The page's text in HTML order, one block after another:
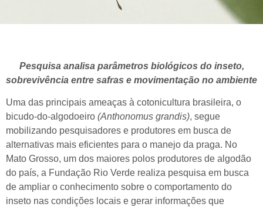
Pesquisa analisa parâmetros biológicos do inseto,
sobrevivência entre safras e movimentação no ambiente
Uma das principais ameaças à cotonicultura brasileira, o
bicudo-do-algodoeiro (Anthonomus grandis), segue
mobilizando pesquisadores e produtores em busca de
alternativas mais eficientes para o manejo da praga. No
Mato Grosso, um dos maiores polos produtores de algodão
do país, a Fundação Rio Verde realiza pesquisa em busca
de ampliar o conhecimento sobre o comportamento do
inseto nas condições locais e gerar informações que